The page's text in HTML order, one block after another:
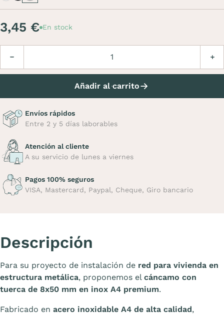
3,45 € En stock
Añadir al carrito
Envíos rápidos
Entre 2 y 5 días laborables
Atención al cliente
A su servicio de lunes a viernes
Pagos 100% seguros
VISA, Mastercard, Paypal, Cheque, Giro bancario
Descripción
Para su proyecto de instalación de red para vivienda en
estructura metálica, proponemos el cáncamo con
tuerca de 8x50 mm en inox A4 premium.
Fabricado en acero inoxidable A4 de alta calidad,